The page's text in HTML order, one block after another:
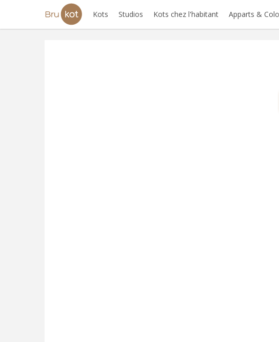
Kots Studios Kots chez l'habitant Apparts &